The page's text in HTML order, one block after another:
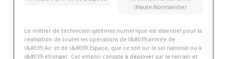
(Haute-Normandie)
Le métier de technicien systèmes numérique est essentiel pour la
réalisation de toutes les opérations de l&#039;armée de
l&#039;Air et de l&#039;Espace, que ce soit sur le sol national ou à
l&#039;étranger. Cet emploi consiste à déployer sur le terrain et